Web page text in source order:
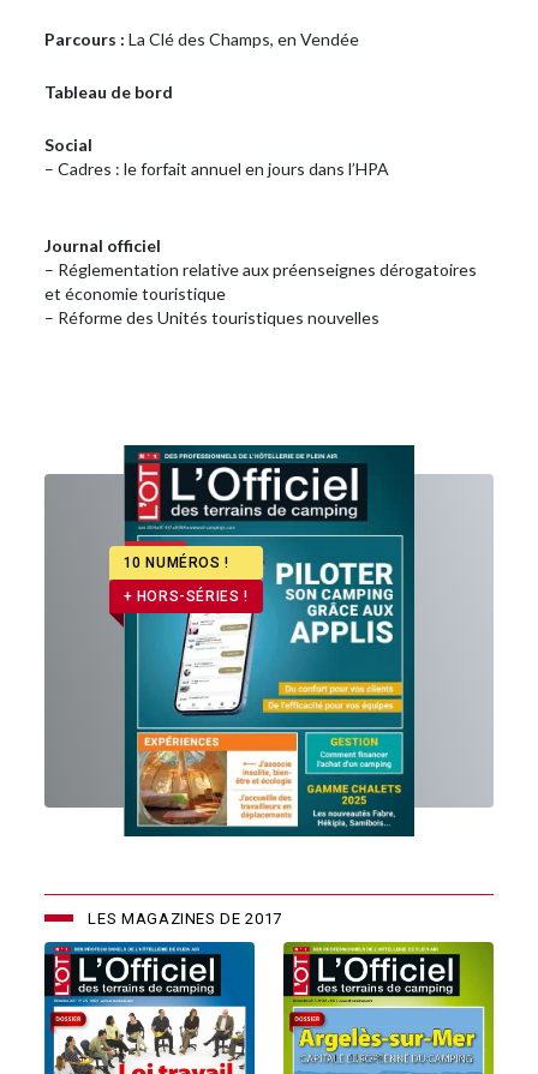
Parcours : La Clé des Champs, en Vendée
Tableau de bord
Social
– Cadres : le forfait annuel en jours dans l’HPA
Journal officiel
– Réglementation relative aux préenseignes dérogatoires
et économie touristique
– Réforme des Unités touristiques nouvelles
10 NUMÉROS !
+ HORS-SÉRIES !
LES MAGAZINES DE 2017